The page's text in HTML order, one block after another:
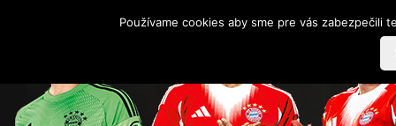
Používame cookies aby sme pre vás zabezpečili